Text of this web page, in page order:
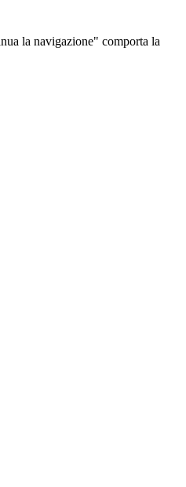
la navigazione" comporta la